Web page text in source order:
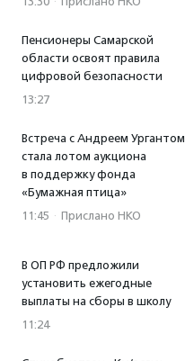
Пенсионеры Самарской
области освоят правила
цифровой безопасности
13:27
Встреча с Андреем Ургантом
стала лотом аукциона
в поддержку фонда
«Бумажная птица»
11:45 · Прислано НКО
В ОП РФ предложили
установить ежегодные
выплаты на сборы в школу
11:24